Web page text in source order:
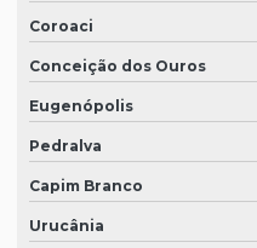
Coroaci
Conceição dos Ouros
Eugenópolis
Pedralva
Capim Branco
Urucânia